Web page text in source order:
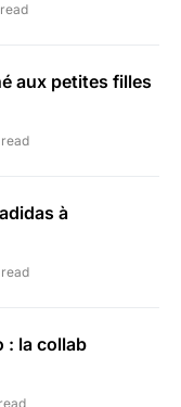
aux petites filles
à
: la collab